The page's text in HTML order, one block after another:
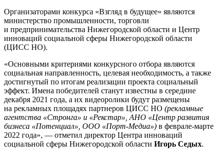
Организаторами конкурса «Взгляд в будущее» являются
министерство промышленности, торговли
и предпринимательства Нижегородской области и Центр
инноваций социальной сферы Нижегородской области
(ЦИСС НО).
«Основными критериями конкурсного отбора являются
социальная направленность, целевая необходимость, а также
достигнутый по итогам реализации проекта социальный
эффект. Имена победителей станут известны в середине
декабря 2021 года, а их видеоролики будут размещены
на рекламных площадях партнеров ЦИСС НО (рекламные
агентства «Стронга» и «Рекстар»,АНО «Центр развития
бизнеса «Потенциал», ООО «Порт-Медиа») в феврале-марте
2022 года», — отметил директор Центра инноваций
социальной сферы Нижегородской области Игорь Седых.